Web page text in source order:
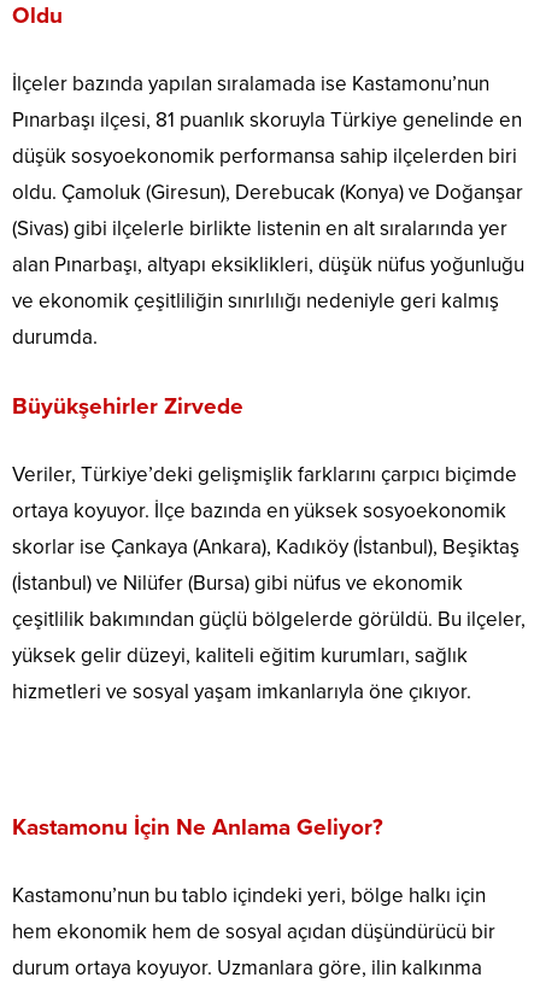
Oldu
İlçeler bazında yapılan sıralamada ise Kastamonu’nun
Pınarbaşı ilçesi, 81 puanlık skoruyla Türkiye genelinde en
düşük sosyoekonomik performansa sahip ilçelerden biri
oldu. Çamoluk (Giresun), Derebucak (Konya) ve Doğanşar
(Sivas) gibi ilçelerle birlikte listenin en alt sıralarında yer
alan Pınarbaşı, altyapı eksiklikleri, düşük nüfus yoğunluğu
ve ekonomik çeşitliliğin sınırlılığı nedeniyle geri kalmış
durumda.
Büyükşehirler Zirvede
Veriler, Türkiye’deki gelişmişlik farklarını çarpıcı biçimde
ortaya koyuyor. İlçe bazında en yüksek sosyoekonomik
skorlar ise Çankaya (Ankara), Kadıköy (İstanbul), Beşiktaş
(İstanbul) ve Nilüfer (Bursa) gibi nüfus ve ekonomik
çeşitlilik bakımından güçlü bölgelerde görüldü. Bu ilçeler,
yüksek gelir düzeyi, kaliteli eğitim kurumları, sağlık
hizmetleri ve sosyal yaşam imkanlarıyla öne çıkıyor.
Kastamonu İçin Ne Anlama Geliyor?
Kastamonu’nun bu tablo içindeki yeri, bölge halkı için
hem ekonomik hem de sosyal açıdan düşündürücü bir
durum ortaya koyuyor. Uzmanlara göre, ilin kalkınma